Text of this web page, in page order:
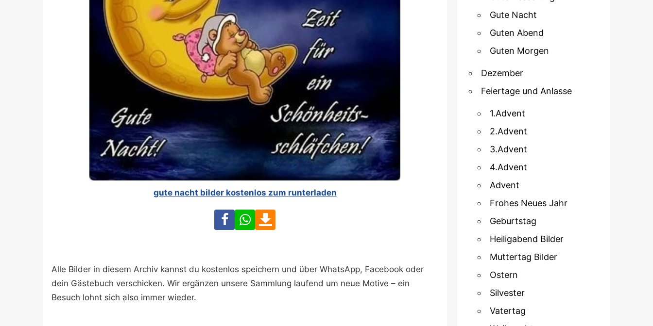
gute nacht bilder kostenlos zum runterladen
FacebookWhatsApp
Alle Bilder in diesem Archiv kannst du kostenlos speichern und über WhatsApp, Facebook oder
dein Gästebuch verschicken. Wir ergänzen unsere Sammlung laufend um neue Motive – ein
Besuch lohnt sich also immer wieder.
Gute Nacht
Guten Abend
Guten Morgen
Dezember
Feiertage und Anlasse
1.Advent
2.Advent
3.Advent
4.Advent
Advent
Frohes Neues Jahr
Geburtstag
Heiligabend Bilder
Muttertag Bilder
Ostern
Silvester
Vatertag